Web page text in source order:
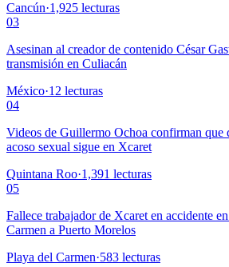
Cancún·1,925 lecturas
03
Asesinan al creador de contenido César
transmisión en Culiacán
México·12 lecturas
04
Videos de Guillermo Ochoa confirman que
acoso sexual sigue en Xcaret
Quintana Roo·1,391 lecturas
05
Fallece trabajador de Xcaret en accidente
Carmen a Puerto Morelos
Playa del Carmen·583 lecturas